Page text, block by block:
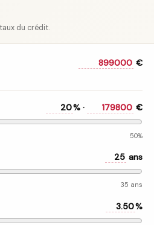
du crédit.
€
% · €
50%
ans
35 ans
%